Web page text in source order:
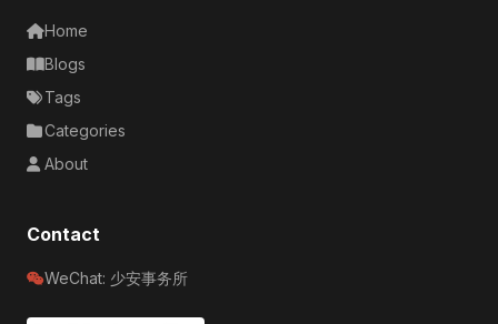
Home
Blogs
Tags
Categories
About
Contact
WeChat: 少安事务所